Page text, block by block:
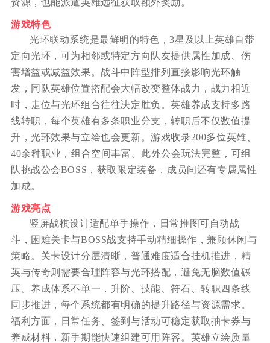
资源，也能派遣英雄远征获取额外奖励。
游戏特色
光环联动系统是最鲜明的特色，3星及以上英雄自带
定向光环，可为相邻或特定方向队友提供属性加成、伤
害增益或减益效果。战斗中阵型排列直接影响光环触
发，同队英雄位置搭配会大幅改变整体战力，战力相近
时，走位与光环组合往往决定胜负。英雄养成支持多路
线转职，每个英雄有多条职业分支，转职后不仅数值提
升，光环效果与立绘也会更新。游戏收录200多位英雄、
40余种职业，组合空间丰富。此外公会玩法完整，可组
队挑战公会BOSS，获取限定装备，成员间还有专属属性
加成。
游戏亮点
竖屏战棋设计适配单手操作，日常推图可自动战
斗，困难关卡与BOSS战支持手动精细操作，兼顾休闲与
策略。关卡设计分层清晰，普通难度适合挂机推进，精
英与传奇则需要合理阵容与光环搭配，避免无脑数值碾
压。养成体系不单一，升阶、技能、符石、转职四条线
同步推进，每个系统都有明确的提升路径与资源需求。
福利方面，日常任务、签到与活动可稳定获取抽卡券与
养成材料，新手期能快速组建可用阵容。英雄立绘质量